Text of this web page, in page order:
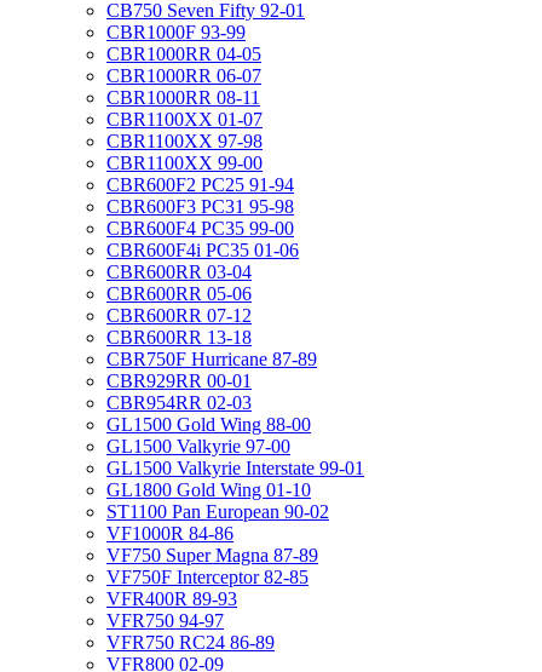
CB750 Seven Fifty 92-01
CBR1000F 93-99
CBR1000RR 04-05
CBR1000RR 06-07
CBR1000RR 08-11
CBR1100XX 01-07
CBR1100XX 97-98
CBR1100XX 99-00
CBR600F2 PC25 91-94
CBR600F3 PC31 95-98
CBR600F4 PC35 99-00
CBR600F4i PC35 01-06
CBR600RR 03-04
CBR600RR 05-06
CBR600RR 07-12
CBR600RR 13-18
CBR750F Hurricane 87-89
CBR929RR 00-01
CBR954RR 02-03
GL1500 Gold Wing 88-00
GL1500 Valkyrie 97-00
GL1500 Valkyrie Interstate 99-01
GL1800 Gold Wing 01-10
ST1100 Pan European 90-02
VF1000R 84-86
VF750 Super Magna 87-89
VF750F Interceptor 82-85
VFR400R 89-93
VFR750 94-97
VFR750 RC24 86-89
VFR800 02-09